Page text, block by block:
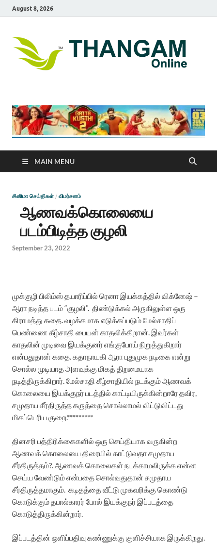
August 8, 2026
MAIN MENU
சினிமா செய்திகள் / விமர்சனம்
ஆணவக்கொலையை
படம்பிடித்த குழலி
September 23, 2022
முக்குழி பிலிம்ஸ்தயாரிப்பில் ரெனா இயக்கத்தில் விக்னேஷ் –
ஆரா நடித்த படம் “குழலி”. திண்டுக்கல் அருகிலுள்ள ஒரு
கிராமத்து கதை. வழக்கமாக எடுக்கப்படும் மேல்சாதிப்
பெண்ணை கீழ்சாதி பையன் காதலிக்கிறான். இவர்கள்
காதலின் முடிவை இயக்குனர் எங்குபோய் நிறுத்துகிறார்
என்பதுதான் கதை. கதாநாயகி ஆரா புதுமுக நடிகை என்று
சொல்ல முடியாத அளவுக்கு மிகத்திறமையாக
நடித்திருக்கிறார். மேல்சாதி கீழ்சாதியில் நடக்கும் ஆணவக்
கொலையை இயக்குநர் படத்தில் காட்டியிருக்கின்றாரே தவிர,
சமுதாய சீர்திருத்த கருத்தை சொல்லாமல் விட்டுவிட்டது
மிகப்பெரிய குறை.*********
தினசரி பத்திரிக்கைகளில் ஒரு செய்தியாக வருகின்ற
ஆணவக் கொலையை திரையில் காட்டுவதாசமுதாய
சீர்திருத்தம்?. ஆணவக் கொலைகள் நடக்காமலிருக்க என்ன
செய்ய வேண்டும் என்பதை சொல்வதுதான் சமுதாய
சீர்திருத்தமாகும். கடிதத்தை வீட்டு முகவரிக்கு கொண்டு
கொடுக்கும் தபால்காரர் போல் இயக்குநர் இப்படத்தை
கொடுத்திருக்கின்றார்.
இப்படத்தின் ஒளிப்பதிவு கண்ணுக்கு குளிச்சியாக இருக்கிறது.